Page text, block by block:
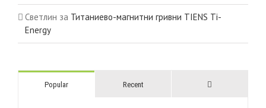
Светлин за Титаниево-магнитни гривни TIENS Ti-
Energy
Popular Recent